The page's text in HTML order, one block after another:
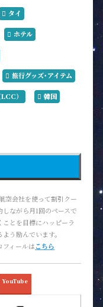
タイ
ホテル
旅行グッズ･アイテム
） 韓国
空会社を使って割引クー
しながら月1回のペースで
ことを目標にハッピーラ
う励んでいます。
フィールはこちら
YouTube